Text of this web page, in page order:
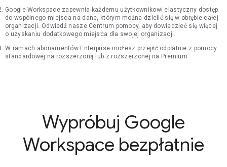
Google Workspace zapewnia każdemu użytkownikowi elastyczny dostęp
do wspólnego miejsca na dane, którym można dzielić się w obrębie całej
organizacji. Odwiedź nasze Centrum pomocy, aby dowiedzieć się więcej
o uzyskaniu dodatkowego miejsca dla swojej organizacji.
W ramach abonamentów Enterprise możesz przejść odpłatnie z pomocy
standardowej na rozszerzoną lub z rozszerzonej na Premium
Wypróbuj Google
Workspace bezpłatnie